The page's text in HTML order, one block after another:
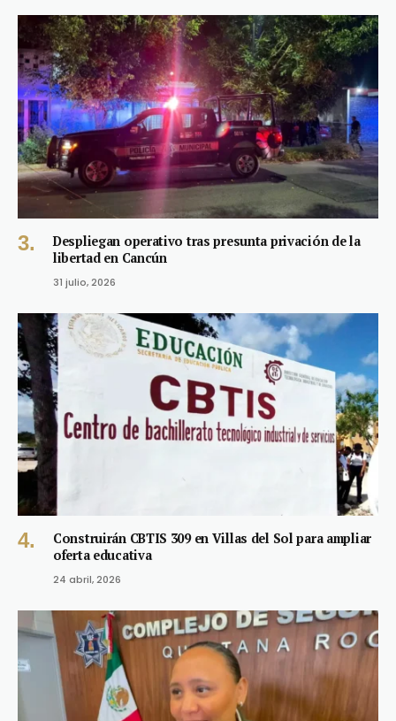
Despliegan operativo tras presunta privación de la
libertad en Cancún
31 julio, 2026
Construirán CBTIS 309 en Villas del Sol para ampliar
oferta educativa
24 abril, 2026